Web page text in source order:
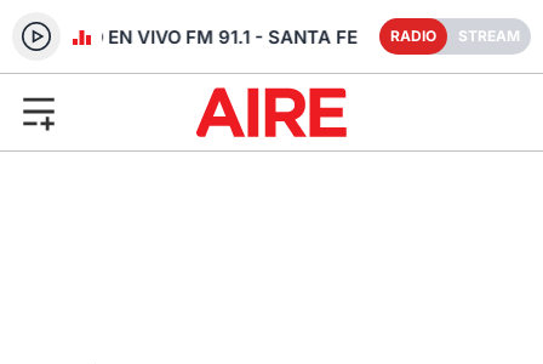
RADIO EN VIVO FM 91.1 - SANTA FE RADIO STREAM